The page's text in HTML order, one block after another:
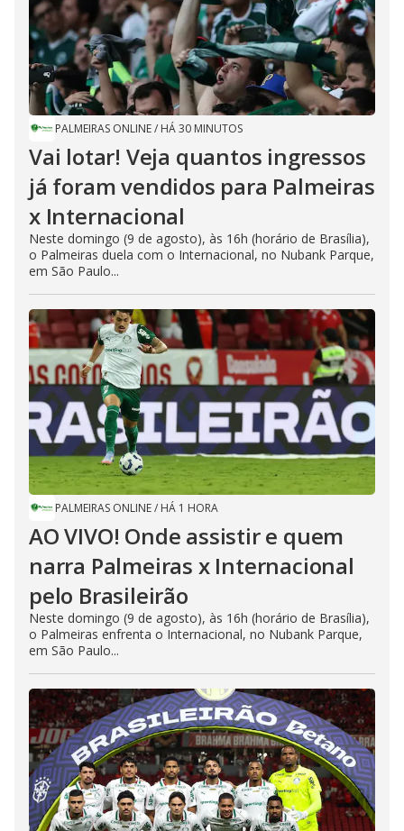
PALMEIRAS ONLINE/ HÁ 30 MINUTOS
Vai lotar! Veja quantos ingressos
já foram vendidos para Palmeiras
x Internacional
Neste domingo (9 de agosto), às 16h (horário de Brasília),
o Palmeiras duela com o Internacional, no Nubank Parque,
em São Paulo...
PALMEIRAS ONLINE/ HÁ 1 HORA
AO VIVO! Onde assistir e quem
narra Palmeiras x Internacional
pelo Brasileirão
Neste domingo (9 de agosto), às 16h (horário de Brasília),
o Palmeiras enfrenta o Internacional, no Nubank Parque,
em São Paulo...